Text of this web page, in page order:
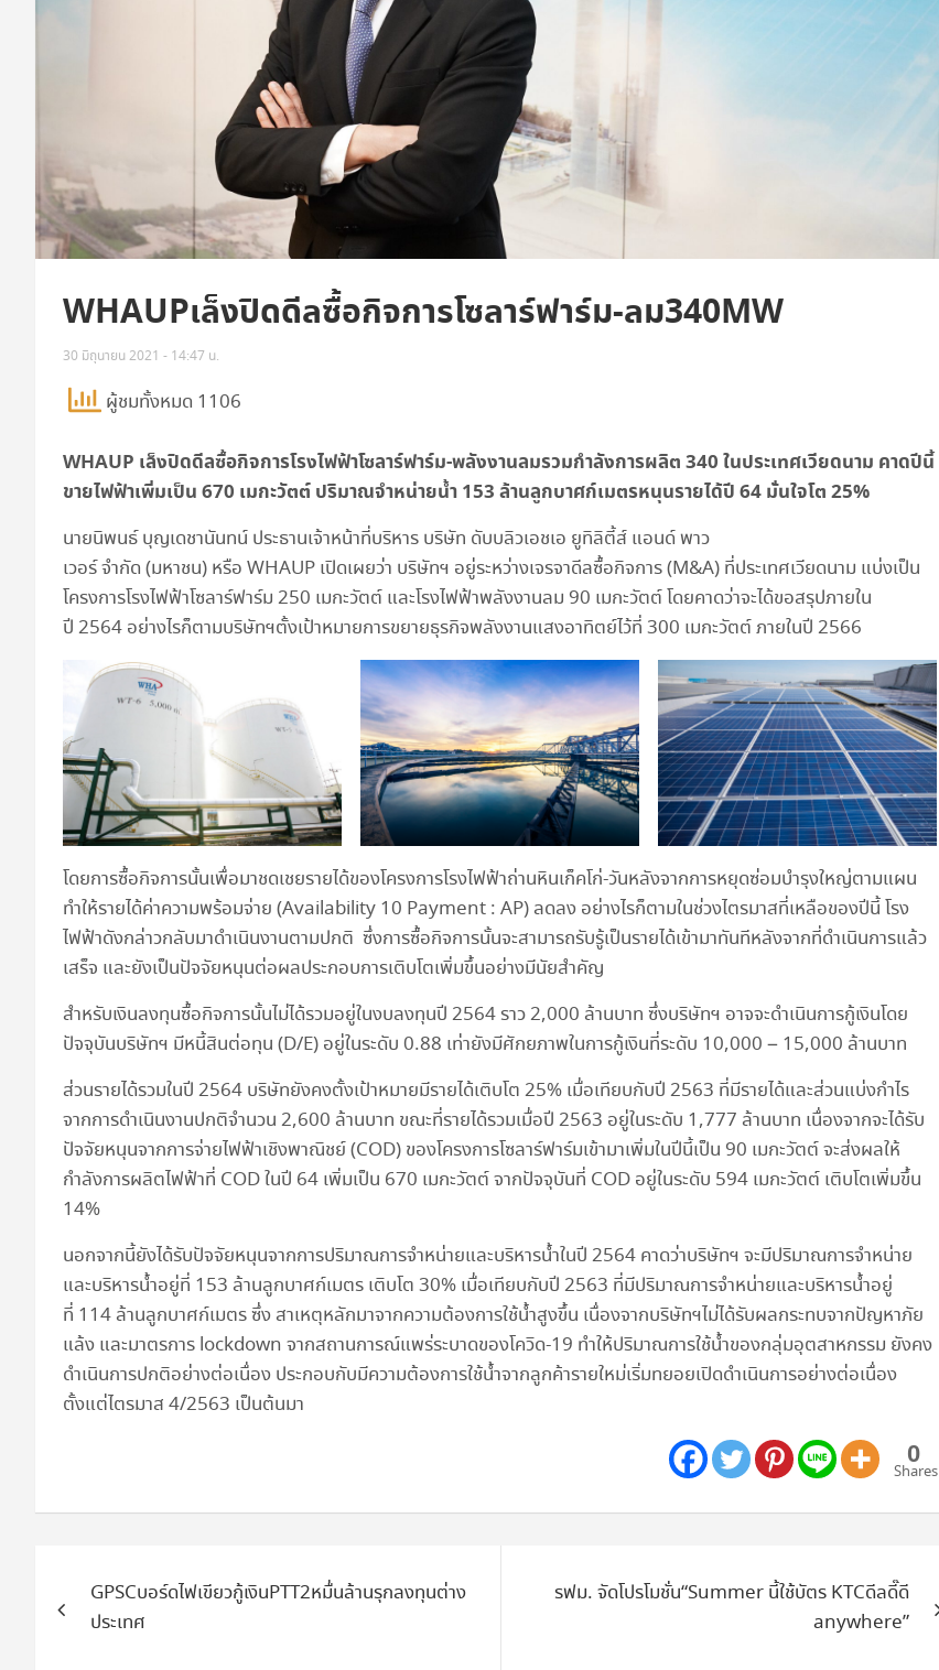
WHAUPเล็งปิดดีลซื้อกิจการโซลาร์ฟาร์ม-ลม340MW
30 มิถุนายน 2021 - 14:47 น.
ผู้ชมทั้งหมด 1106
WHAUP เล็งปิดดีลซื้อกิจการโรงไฟฟ้าโซลาร์ฟาร์ม-พลังงานลมรวมกำลังการผลิต 340 ในประเทศเวียดนาม คาดปีนี้
ขายไฟฟ้าเพิ่มเป็น 670 เมกะวัตต์ ปริมาณจำหน่ายน้ำ 153 ล้านลูกบาศก์เมตรหนุนรายได้ปี 64 มั่นใจโต 25%
นายนิพนธ์ บุญเดชานันทน์ ประธานเจ้าหน้าที่บริหาร บริษัท ดับบลิวเอชเอ ยูทิลิตี้ส์ แอนด์ พาว
เวอร์ จำกัด (มหาชน) หรือ WHAUP เปิดเผยว่า บริษัทฯ อยู่ระหว่างเจรจาดีลซื้อกิจการ (M&A) ที่ประเทศเวียดนาม แบ่งเป็น
โครงการโรงไฟฟ้าโซลาร์ฟาร์ม 250 เมกะวัตต์ และโรงไฟฟ้าพลังงานลม 90 เมกะวัตต์ โดยคาดว่าจะได้ขอสรุปภายใน
ปี 2564 อย่างไรก็ตามบริษัทฯตั้งเป้าหมายการขยายธุรกิจพลังงานแสงอาทิตย์ไว้ที่ 300 เมกะวัตต์ ภายในปี 2566
โดยการซื้อกิจการนั้นเพื่อมาชดเชยรายได้ของโครงการโรงไฟฟ้าถ่านหินเก็คโก่-วันหลังจากการหยุดซ่อมบำรุงใหญ่ตามแผน
ทำให้รายได้ค่าความพร้อมจ่าย (Availability 10 Payment : AP) ลดลง อย่างไรก็ตามในช่วงไตรมาสที่เหลือของปีนี้ โรง
ไฟฟ้าดังกล่าวกลับมาดำเนินงานตามปกติ ซึ่งการซื้อกิจการนั้นจะสามารถรับรู้เป็นรายได้เข้ามาทันทีหลังจากที่ดำเนินการแล้ว
เสร็จ และยังเป็นปัจจัยหนุนต่อผลประกอบการเติบโตเพิ่มขึ้นอย่างมีนัยสำคัญ
สำหรับเงินลงทุนซื้อกิจการนั้นไม่ได้รวมอยู่ในงบลงทุนปี 2564 ราว 2,000 ล้านบาท ซึ่งบริษัทฯ อาจจะดำเนินการกู้เงินโดย
ปัจจุบันบริษัทฯ มีหนี้สินต่อทุน (D/E) อยู่ในระดับ 0.88 เท่ายังมีศักยภาพในการกู้เงินที่ระดับ 10,000 – 15,000 ล้านบาท
ส่วนรายได้รวมในปี 2564 บริษัทยังคงตั้งเป้าหมายมีรายได้เติบโต 25% เมื่อเทียบกับปี 2563 ที่มีรายได้และส่วนแบ่งกำไร
จากการดำเนินงานปกติจำนวน 2,600 ล้านบาท ขณะที่รายได้รวมเมื่อปี 2563 อยู่ในระดับ 1,777 ล้านบาท เนื่องจากจะได้รับ
ปัจจัยหนุนจากการจ่ายไฟฟ้าเชิงพาณิชย์ (COD) ของโครงการโซลาร์ฟาร์มเข้ามาเพิ่มในปีนี้เป็น 90 เมกะวัตต์ จะส่งผลให้
กำลังการผลิตไฟฟ้าที่ COD ในปี 64 เพิ่มเป็น 670 เมกะวัตต์ จากปัจจุบันที่ COD อยู่ในระดับ 594 เมกะวัตต์ เติบโตเพิ่มขึ้น
14%
นอกจากนี้ยังได้รับปัจจัยหนุนจากการปริมาณการจำหน่ายและบริหารน้ำในปี 2564 คาดว่าบริษัทฯ จะมีปริมาณการจำหน่าย
และบริหารน้ำอยู่ที่ 153 ล้านลูกบาศก์เมตร เติบโต 30% เมื่อเทียบกับปี 2563 ที่มีปริมาณการจำหน่ายและบริหารน้ำอยู่
ที่ 114 ล้านลูกบาศก์เมตร ซึ่ง สาเหตุหลักมาจากความต้องการใช้น้ำสูงขึ้น เนื่องจากบริษัทฯไม่ได้รับผลกระทบจากปัญหาภัย
แล้ง และมาตรการ lockdown จากสถานการณ์แพร่ระบาดของโควิด-19 ทำให้ปริมาณการใช้น้ำของกลุ่มอุตสาหกรรม ยังคง
ดำเนินการปกติอย่างต่อเนื่อง ประกอบกับมีความต้องการใช้น้ำจากลูกค้ารายใหม่เริ่มทยอยเปิดดำเนินการอย่างต่อเนื่อง
ตั้งแต่ไตรมาส 4/2563 เป็นต้นมา
0
Shares
เรื่องGPSCบอร์ดไฟเขียวกู้เงินPTT2หมื่นล้านรุกลงทุนต่าง
ประเทศ
รฟม. จัดโปรโมชั่น“Summer นี้ใช้บัตร KTCดีลดี๊ดี
anywhere”